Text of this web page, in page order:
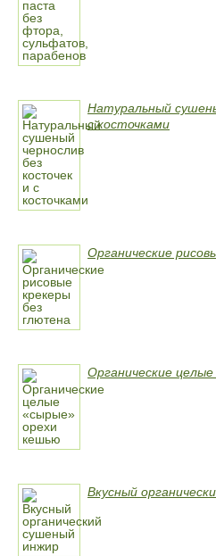
Натуральный
с косточками
Органические
Органические
Вкусный